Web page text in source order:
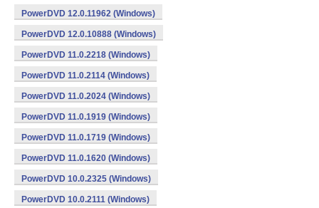
PowerDVD 12.0.11962 (Windows)
PowerDVD 12.0.10888 (Windows)
PowerDVD 11.0.2218 (Windows)
PowerDVD 11.0.2114 (Windows)
PowerDVD 11.0.2024 (Windows)
PowerDVD 11.0.1919 (Windows)
PowerDVD 11.0.1719 (Windows)
PowerDVD 11.0.1620 (Windows)
PowerDVD 10.0.2325 (Windows)
PowerDVD 10.0.2111 (Windows)